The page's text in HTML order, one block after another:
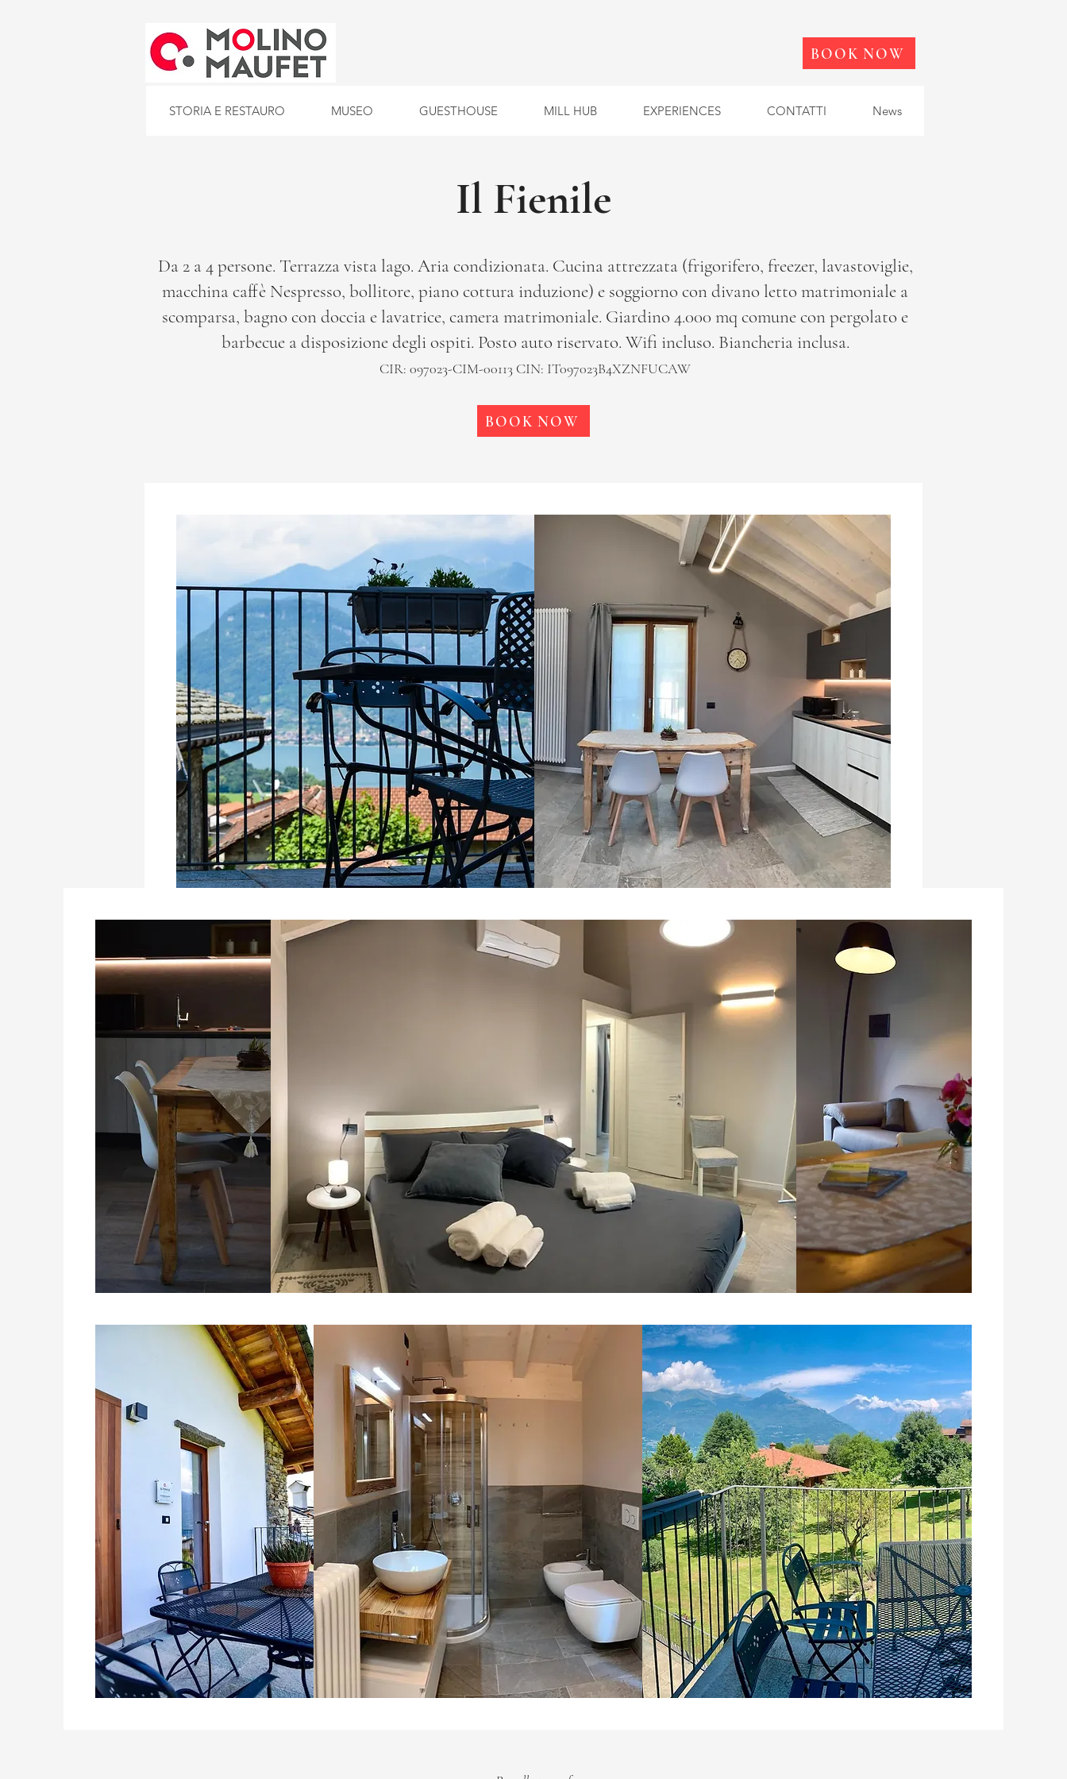
BOOK NOW
STORIA E RESTAURO MUSEO GUESTHOUSE MILL HUB EXPERIENCES CONTATTI News
Il Fienile
Da 2 a 4 persone. Terrazza vista lago. Aria condizionata. Cucina attrezzata (frigorifero, freezer, lavastoviglie,
macchina caffè Nespresso, bollitore, piano cottura induzione) e soggiorno con divano letto matrimoniale a
scomparsa, bagno con doccia e lavatrice, camera matrimoniale. Giardino 4.000 mq comune con pergolato e
barbecue a disposizione degli ospiti. Posto auto riservato. Wifi incluso. Biancheria inclusa.
CIR: 097023-CIM-00113 CIN: IT097023B4XZNFUCAW
BOOK NOW